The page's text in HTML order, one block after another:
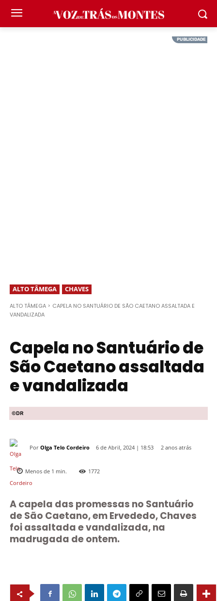
ALTO TÂMEGA CHAVES
ALTO TÂMEGA
CAPELA NO SANTUÁRIO DE SÃO CAETANO ASSALTADA E
VANDALIZADA
Capela no Santuário de
São Caetano assaltada
e vandalizada
©DR
Por Olga Telo Cordeiro 6 de Abril, 2024 | 18:53 2 anos atrás
Menos de 1 min. 1772
A capela das promessas no Santuário
de São Caetano, em Ervededo, Chaves
foi assaltada e vandalizada, na
madrugada de ontem.